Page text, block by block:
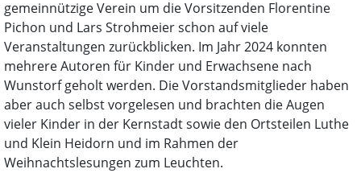
gemeinnützige Verein um die Vorsitzenden Florentine
Pichon und Lars Strohmeier schon auf viele
Veranstaltungen zurückblicken. Im Jahr 2024 konnten
mehrere Autoren für Kinder und Erwachsene nach
Wunstorf geholt werden. Die Vorstandsmitglieder haben
aber auch selbst vorgelesen und brachten die Augen
vieler Kinder in der Kernstadt sowie den Ortsteilen Luthe
und Klein Heidorn und im Rahmen der
Weihnachtslesungen zum Leuchten.